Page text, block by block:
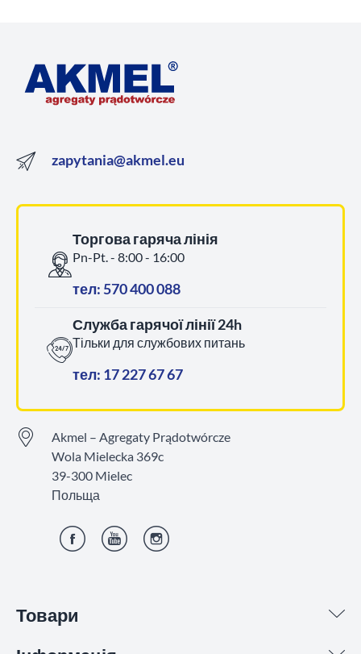
Товари
zapytania@akmel.eu
Торгова гаряча лінія
Pn-Pt. - 8:00 - 16:00
тел: 570 400 088
Служба гарячої лінії 24h
Тільки для службових питань
тел: 17 227 67 67
Akmel – Agregaty Prądotwórcze
Wola Mielecka 369c
39-300 Mielec
Польща